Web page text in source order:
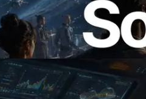
支付的 Solana RPC
付费的时代开启